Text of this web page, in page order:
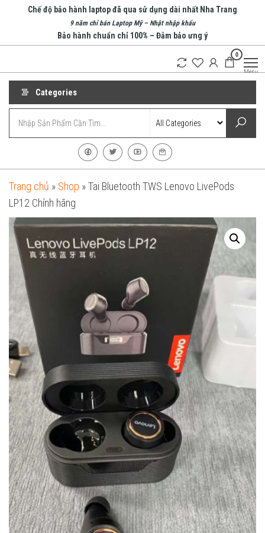
Chế độ bảo hành laptop đã qua sử dụng dài nhất Nha Trang
9 năm chỉ bán Laptop Mỹ – Nhật nhập khẩu
Bảo hành chuẩn chỉ 100% – Đảm bảo ưng ý
Computer
0
Menu
Categories
Trang chủ » Shop »Tai Bluetooth TWS Lenovo LivePods
LP12 Chính hãng